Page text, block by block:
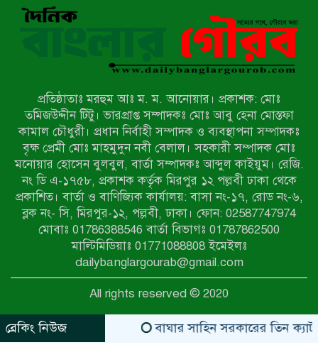
মিয়ানমারের সীমান্তে স্থলমাইন বিস্ফোরণ:
উখিয়ার এক যুবকের পা বিচ্ছিন্ন
৭ম শ্রেণি পড়ুয়া কন্যাকে উত্ত্যক্ত করার
প্রতিবাদ করায় পিতাকে কু*পি*য়ে
জ*খ*ম…!!
জুলাই গণঅভ্যুত্থান দিবস-২০২৬ উপলক্ষে
নীলফামারীতে শহিদদের স্মরণে দোয়া
মাহফিল ও আলোচনা সভা অনুষ্ঠিত
বেলকুচিতে বজ্রপাতে শিক্ষার্থীর মৃত্যু
বেলকুচিতে গণঅভ্যুত্থান দিবসে ইসলামী
আন্দোলনের গণমিছিল ও গণহত্যার
বিচারের দাবি
প্রতিষ্ঠাতাঃ মরহুম আঃ ম. ম. আনোয়ার। প্রকাশক: মোঃ
তমিজউদ্দীন টিটু। ভারপ্রাপ্ত সম্পাদকঃ মোঃ আবু হেনা মোস্তফা
কামাল চৌধুরী। প্রধান নির্বাহী সম্পাদক ও ব্যবস্থাপনা সম্পাদকঃ
বৃক্ষ প্রেমী মোঃ মাহমুদুন নবী বেলাল। সহকারী সম্পাদক মোঃ
মনোয়ার হোসেন বুলবুল, বার্তা সম্পাদকঃ আব্দুল কাইয়ুম। রেজি.
নং ডি এ-১৭৫৮, প্রকাশক কর্তৃক মিরপুর ১২ পল্লবী ঢাকা থেকে
প্রকাশিত। বার্তা ও বাণিজ্যিক কার্যালয়: বাসা নং-১৭, রোড নং-৬,
ব্লক নং- সি, মিরপুর-১২, পল্লবী, ঢাকা। ফোন: 02587747974
মোবাঃ 01786388546 বার্তা বিভাগঃ 01787862500
মাল্টিমিডিয়াঃ 01771088808 ইমেইলঃ
dailybanglargourab@gmail.com
All rights reserved © 2020
ব্রেকিং নিউজ
বাঘার সাহিন সরকারের তিন